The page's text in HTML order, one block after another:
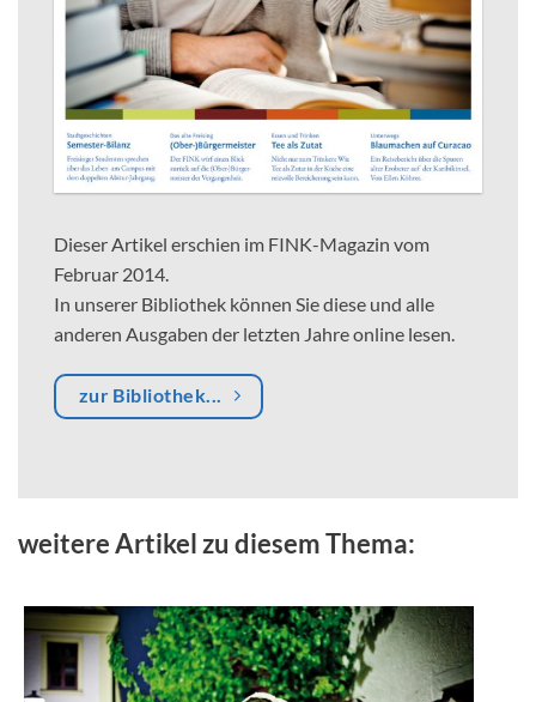
Dieser Artikel erschien im FINK-Magazin vom
Februar 2014.
In unserer Bibliothek können Sie diese und alle
anderen Ausgaben der letzten Jahre online lesen.
zur Bibliothek...
weitere Artikel zu diesem Thema: